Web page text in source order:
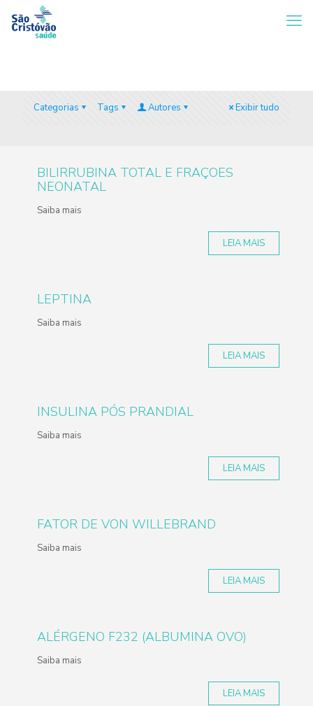
Categorias Tags Autores Exibir tudo
BILIRRUBINA TOTAL E FRAÇOES
NEONATAL
Saiba mais
LEIA MAIS
LEPTINA
Saiba mais
LEIA MAIS
INSULINA PÓS PRANDIAL
Saiba mais
LEIA MAIS
FATOR DE VON WILLEBRAND
Saiba mais
LEIA MAIS
ALÉRGENO F232 (ALBUMINA OVO)
Saiba mais
LEIA MAIS